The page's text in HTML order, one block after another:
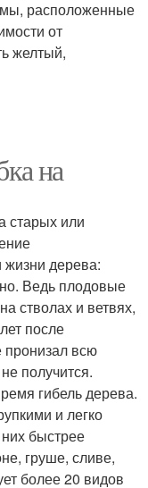
расположенные
от
желтый,
на
старых или
жизни дерева:
Ведь плодовые
стволах и ветвях,
после
пронизал всю
получится.
гибель дерева.
и легко
быстрее
груше, сливе,
более 20 видов